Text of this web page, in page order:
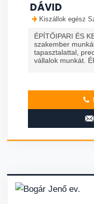
DÁVID
Kiszállok egész
ÉPÍTŐIPARI ÉS
szakember
tapasztalattal,
vállalok munkát.